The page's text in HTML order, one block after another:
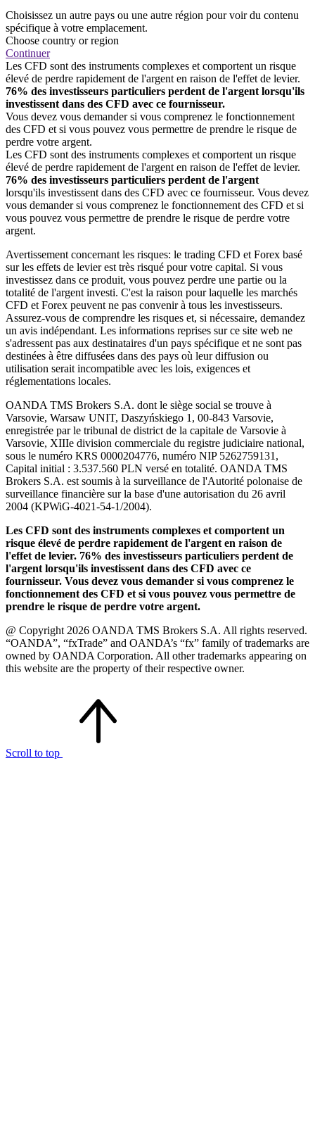
Choisissez un autre pays ou une autre région pour voir du contenu
spécifique à votre emplacement.
Choose country or region
Continuer
Les CFD sont des instruments complexes et comportent un risque
élevé de perdre rapidement de l'argent en raison de l'effet de levier.
76% des investisseurs particuliers perdent de l'argent lorsqu'ils
investissent dans des CFD avec ce fournisseur.
Vous devez vous demander si vous comprenez le fonctionnement
des CFD et si vous pouvez vous permettre de prendre le risque de
perdre votre argent.
Les CFD sont des instruments complexes et comportent un risque
élevé de perdre rapidement de l'argent en raison de l'effet de levier.
76% des investisseurs particuliers perdent de l'argent
lorsqu'ils investissent dans des CFD avec ce fournisseur. Vous devez
vous demander si vous comprenez le fonctionnement des CFD et si
vous pouvez vous permettre de prendre le risque de perdre votre
argent.
Avertissement concernant les risques: le trading CFD et Forex basé
sur les effets de levier est très risqué pour votre capital. Si vous
investissez dans ce produit, vous pouvez perdre une partie ou la
totalité de l'argent investi. C'est la raison pour laquelle les marchés
CFD et Forex peuvent ne pas convenir à tous les investisseurs.
Assurez-vous de comprendre les risques et, si nécessaire, demandez
un avis indépendant. Les informations reprises sur ce site web ne
s'adressent pas aux destinataires d'un pays spécifique et ne sont pas
destinées à être diffusées dans des pays où leur diffusion ou
utilisation serait incompatible avec les lois, exigences et
réglementations locales.
OANDA TMS Brokers S.A. dont le siège social se trouve à
Varsovie, Warsaw UNIT, Daszyńskiego 1, 00-843 Varsovie,
enregistrée par le tribunal de district de la capitale de Varsovie à
Varsovie, XIIIe division commerciale du registre judiciaire national,
sous le numéro KRS 0000204776, numéro NIP 5262759131,
Capital initial : 3.537.560 PLN versé en totalité. OANDA TMS
Brokers S.A. est soumis à la surveillance de l'Autorité polonaise de
surveillance financière sur la base d'une autorisation du 26 avril
2004 (KPWiG-4021-54-1/2004).
Les CFD sont des instruments complexes et comportent un
risque élevé de perdre rapidement de l'argent en raison de
l'effet de levier. 76% des investisseurs particuliers perdent de
l'argent lorsqu'ils investissent dans des CFD avec ce
fournisseur. Vous devez vous demander si vous comprenez le
fonctionnement des CFD et si vous pouvez vous permettre de
prendre le risque de perdre votre argent.
@ Copyright 2026 OANDA TMS Brokers S.A. All rights reserved.
“OANDA”, “fxTrade” and OANDA’s “fx” family of trademarks are
owned by OANDA Corporation. All other trademarks appearing on
this website are the property of their respective owner.
Scroll to top